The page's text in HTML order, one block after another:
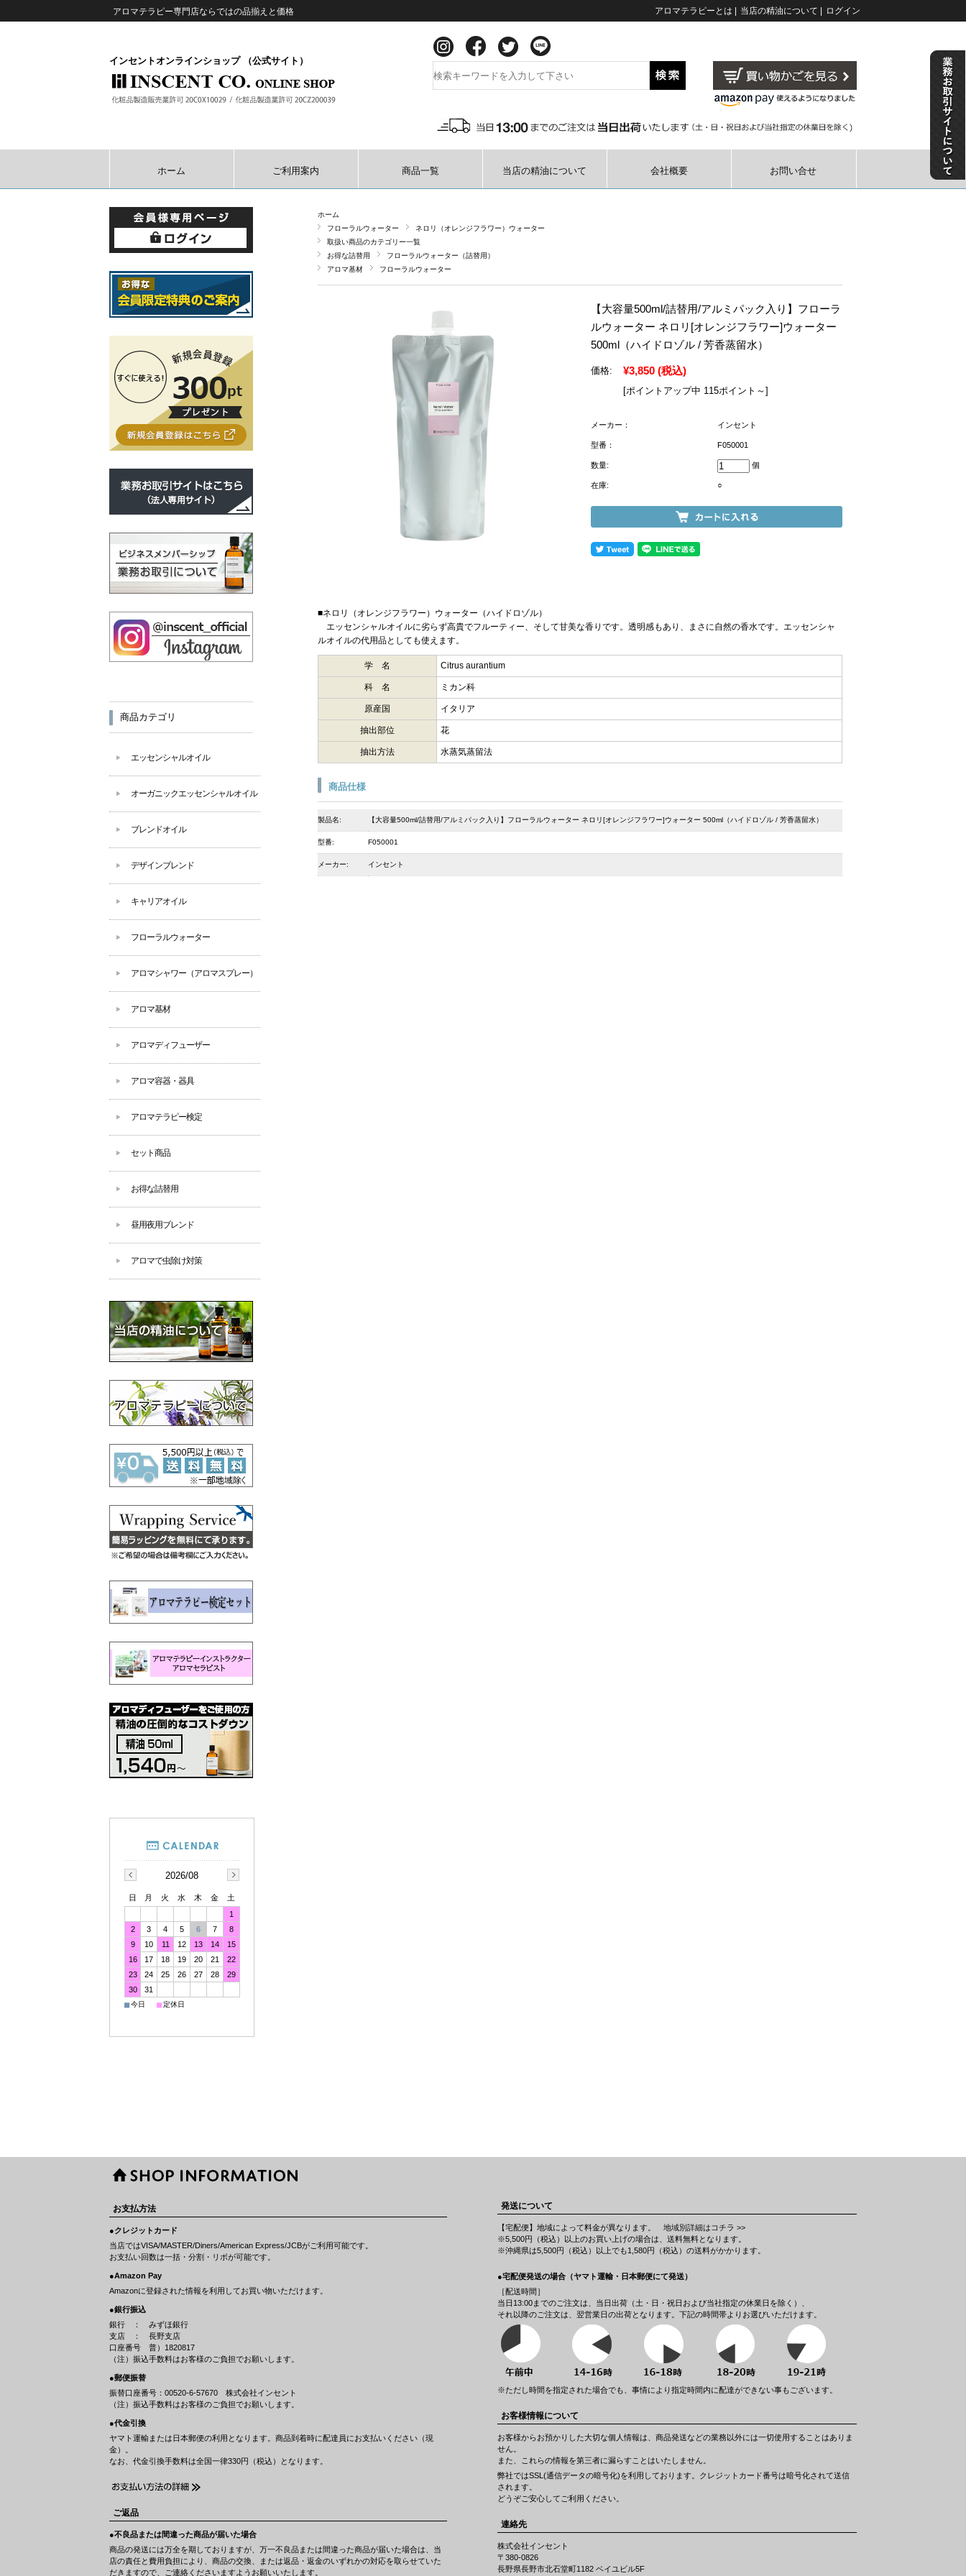
アロマテラピー専門店ならではの品揃えと価格 アロマテラピーとは 当店の精油について ログイン
インセントオンラインショップ （公式サイト）
ホーム ご利用案内 商品一覧 当店の精油について 会社概要 お問い合せ
ホーム
フローラルウォーター
ネロリ（オレンジフラワー）ウォーター
取扱い商品のカテゴリー一覧
お得な詰替用
フローラルウォーター（詰替用）
アロマ基材
フローラルウォーター
【大容量500ml/詰替用/アルミパック入り】フローラ
ルウォーター ネロリ[オレンジフラワー]ウォーター
500ml（ハイドロゾル / 芳香蒸留水）
価格: ¥3,850 (税込)
[ポイントアップ中 115ポイント～]
メーカー： インセント
型番： F050001
数量: 個
在庫: ○
■ネロリ（オレンジフラワー）ウォーター（ハイドロゾル）
エッセンシャルオイルに劣らず高貴でフルーティー、そして甘美な香りです。透明感もあり、まさに自然の香水です。エッセンシャ
ルオイルの代用品としても使えます。
学 名 Citrus aurantium
科 名 ミカン科
原産国 イタリア
抽出部位 花
抽出方法 水蒸気蒸留法
商品仕様
製品名: 【大容量500ml/詰替用/アルミパック入り】フローラルウォーター ネロリ[オレンジフラワー]ウォーター 500ml（ハイドロゾル / 芳香蒸留水）
型番: F050001
メーカー: インセント
商品カテゴリ
エッセンシャルオイル
オーガニックエッセンシャルオイル
ブレンドオイル
デザインブレンド
キャリアオイル
フローラルウォーター
アロマシャワー（アロマスプレー）
アロマ基材
アロマディフューザー
アロマ容器・器具
アロマテラピー検定
セット商品
お得な詰替用
昼用夜用ブレンド
アロマで虫除け対策
2026/08
日 月 火 水 木 金
土
1
2
3 4 5 6 7
8
9
10 11 12 13 14
15
16
17 18 19 20 21
22
23
24 25 26 27 28
29
30
31
■今日 ■定休日
お支払方法
●クレジットカード
当店ではVISA/MASTER/Diners/American Express/JCBがご利用可能です。
お支払い回数は一括・分割・リボが可能です。
●Amazon Pay
Amazonに登録された情報を利用してお買い物いただけます。
●銀行振込
銀行 ： みずほ銀行
支店 ： 長野支店
口座番号 普）1820817
（注）振込手数料はお客様のご負担でお願いします。
●郵便振替
振替口座番号：00520-6-57670 株式会社インセント
（注）振込手数料はお客様のご負担でお願いします。
●代金引換
ヤマト運輸または日本郵便の利用となります。商品到着時に配達員にお支払いください（現
金）。
なお、代金引換手数料は全国一律330円（税込）となります。
ご返品
●不良品または間違った商品が届いた場合
商品の発送には万全を期しておりますが、万一不良品または間違った商品が届いた場合は、当
店の責任と費用負担により、商品の交換、または返品・返金のいずれかの対応を取らせていた
だきますので、ご連絡くださいますようお願いいたします。
発送について
【宅配便】地域によって料金が異なります。 地域別詳細はコチラ >>
※5,500円（税込）以上のお買い上げの場合は、送料無料となります。
※沖縄県は5,500円（税込）以上でも1,580円（税込）の送料がかかります。
●宅配便発送の場合（ヤマト運輸・日本郵便にて発送）
［配送時間］
当日13:00までのご注文は、当日出荷（土・日・祝日および当社指定の休業日を除く）、
それ以降のご注文は、翌営業日の出荷となります。下記の時間帯よりお選びいただけます。
※ただし時間を指定された場合でも、事情により指定時間内に配達ができない事もございます。
お客様情報について
お客様からお預かりした大切な個人情報は、商品発送などの業務以外には一切使用することはありま
せん。
また、これらの情報を第三者に漏らすことはいたしません。
弊社ではSSL(通信データの暗号化)を利用しております。クレジットカード番号は暗号化されて送信
されます。
どうぞご安心してご利用ください。
連絡先
株式会社インセント
〒380-0826
長野県長野市北石堂町1182 ベイユビル5F